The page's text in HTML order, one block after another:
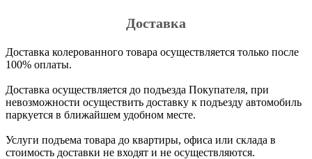
Доставка
Доставка колерованного товара осуществляется только после
100% оплаты.
Доставка осуществляется до подъезда Покупателя, при
невозможности осуществить доставку к подъезду автомобиль
паркуется в ближайшем удобном месте.
Услуги подъема товара до квартиры, офиса или склада в
стоимость доставки не входят и не осуществляются.